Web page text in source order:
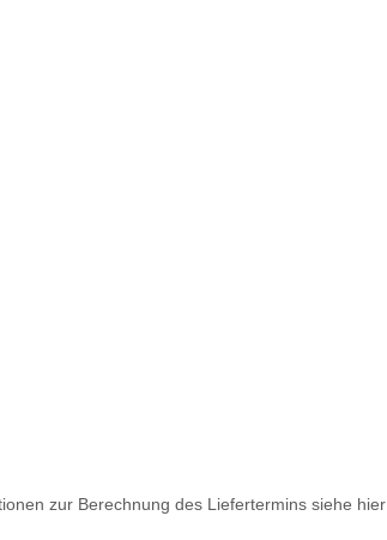
zur Berechnung des Liefertermins siehe hier